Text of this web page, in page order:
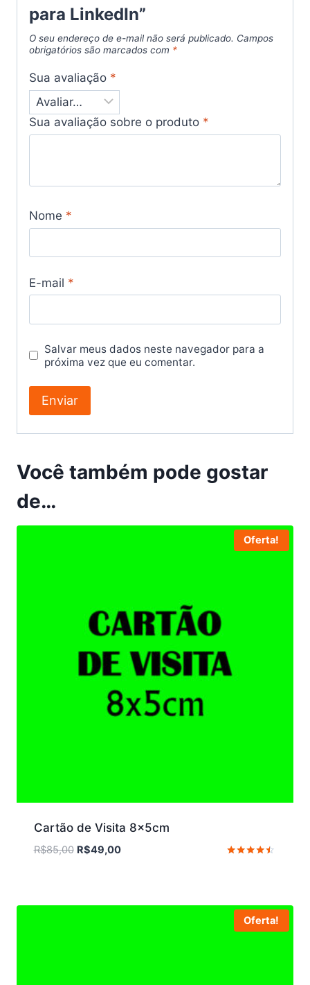
para LinkedIn”
O seu endereço de e-mail não será publicado. Campos
obrigatórios são marcados com *
Sua avaliação *
Sua avaliação sobre o produto *
Nome *
E-mail *
Salvar meus dados neste navegador para a
próxima vez que eu comentar.
Você também pode gostar
de…
Oferta!
Cartão de Visita 8x5cm
R$85,00 O
R$49,00O
Oferta!